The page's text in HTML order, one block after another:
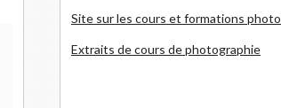
Site sur les cours et formations photo
Extraits de cours de photographie